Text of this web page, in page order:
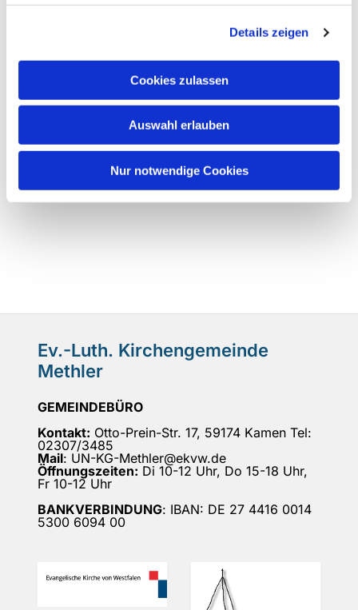
Details zeigen
Cookies zulassen
Auswahl erlauben
Nur notwendige Cookies
Ev.-Luth. Kirchengemeinde
Methler
GEMEINDEBÜRO
Kontakt: Otto-Prein-Str. 17, 59174 Kamen Tel:
02307/3485
Mail: UN-KG-Methler@ekvw.de
Öffnungszeiten: Di 10-12 Uhr, Do 15-18 Uhr,
Fr 10-12 Uhr
BANKVERBINDUNG: IBAN: DE 27 4416 0014
5300 6094 00